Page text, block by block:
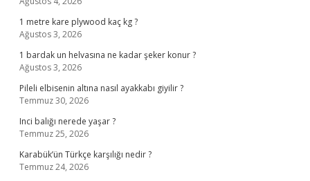
1 metre kare plywood kaç kg ?
Ağustos 3, 2026
1 bardak un helvasına ne kadar şeker konur ?
Ağustos 3, 2026
Pileli elbisenin altına nasıl ayakkabı giyilir ?
Temmuz 30, 2026
Inci balığı nerede yaşar ?
Temmuz 25, 2026
Karabük’ün Türkçe karşılığı nedir ?
Temmuz 24, 2026